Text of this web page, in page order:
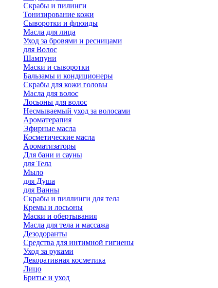
Скрабы и пилинги
Тонизирование кожи
Сыворотки и флюиды
Масла для лица
Уход за бровями и ресницами
для Волос
Шампуни
Маски и сыворотки
Бальзамы и кондиционеры
Скрабы для кожи головы
Масла для волос
Лосьоны для волос
Несмываемый уход за волосами
Ароматерапия
Эфирные масла
Косметические масла
Ароматизаторы
Для бани и сауны
для Тела
Мыло
для Душа
для Ванны
Скрабы и пиллинги для тела
Кремы и лосьоны
Маски и обертывания
Масла для тела и массажа
Дезодоранты
Средства для интимной гигиены
Уход за руками
Декоративная косметика
Лицо
Бритье и уход